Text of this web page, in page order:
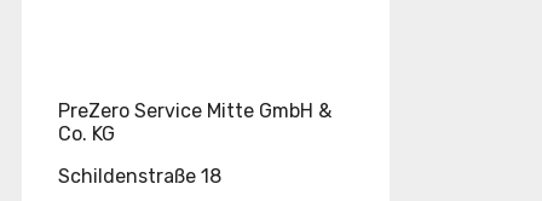
PreZero Service Mitte GmbH &
Co. KG
Schildenstraße 18